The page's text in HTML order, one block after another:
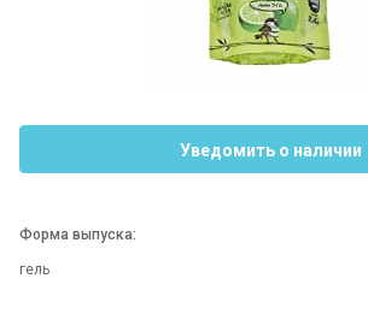
Уведомить о наличии
Форма выпуска:
гель